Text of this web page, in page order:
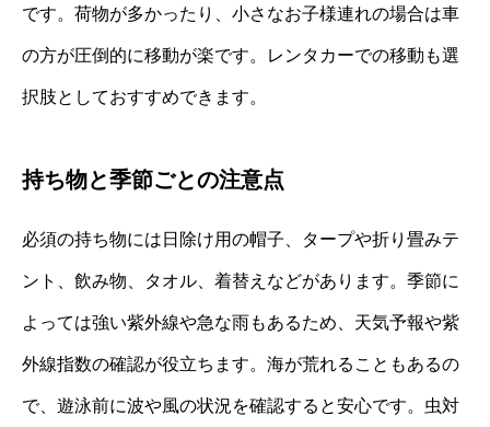
です。荷物が多かったり、小さなお子様連れの場合は車
の方が圧倒的に移動が楽です。レンタカーでの移動も選
択肢としておすすめできます。
持ち物と季節ごとの注意点
必須の持ち物には日除け用の帽子、タープや折り畳みテ
ント、飲み物、タオル、着替えなどがあります。季節に
よっては強い紫外線や急な雨もあるため、天気予報や紫
外線指数の確認が役立ちます。海が荒れることもあるの
で、遊泳前に波や風の状況を確認すると安心です。虫対